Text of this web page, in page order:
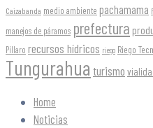
Caizabanda medio ambiente pachamama
manejos de páramos prefectura
Píllaro recursos hídricos riego Riego
Tungurahua turismo
Home
Noticias